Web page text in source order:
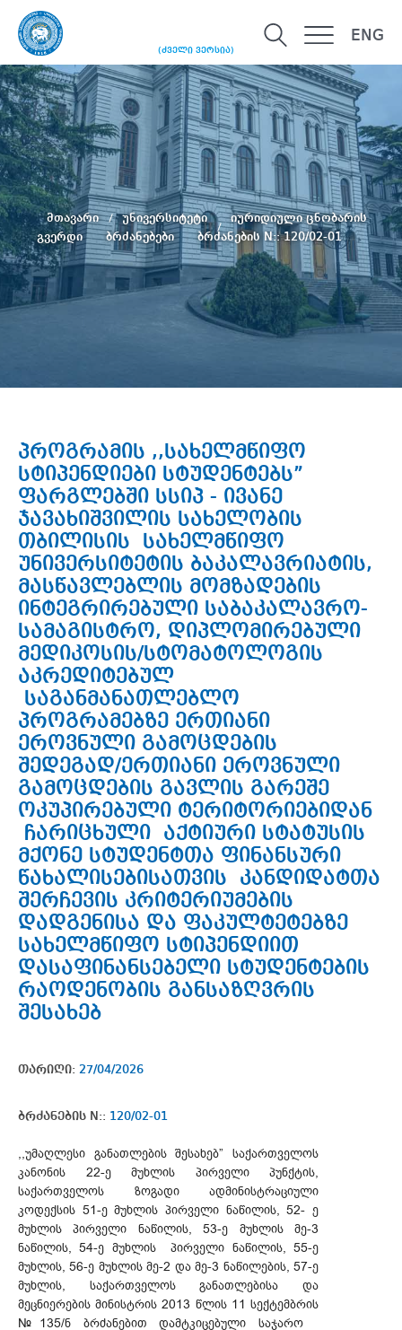
(ძველი ვერსია)
ENG
მთავარი უნივერსიტეტი
იურიდიული ცნობარის
გვერდი
ბრძანებები ბრძანების N:: 120/02-01
პროგრამის ,,სახელმწიფო
სტიპენდიები სტუდენტებს”
ფარგლებში სსიპ - ივანე
ჯავახიშვილის სახელობის
თბილისის სახელმწიფო
უნივერსიტეტის ბაკალავრიატის,
მასწავლებლის მომზადების
ინტეგრირებული საბაკალავრო-
სამაგისტრო, დიპლომირებული
მედიკოსის/სტომატოლოგის
აკრედიტებულ
საგანმანათლებლო
პროგრამებზე ერთიანი
ეროვნული გამოცდების
შედეგად/ერთიანი ეროვნული
გამოცდების გავლის გარეშე
ოკუპირებული ტერიტორიებიდან
ჩარიცხული აქტიური სტატუსის
მქონე სტუდენტთა ფინანსური
წახალისებისათვის კანდიდატთა
შერჩევის კრიტერიუმების
დადგენისა და ფაკულტეტებზე
სახელმწიფო სტიპენდიით
დასაფინანსებელი სტუდენტების
რაოდენობის განსაზღვრის
შესახებ
თარიღი: 27/04/2026
ბრძანების N:: 120/02-01
,,უმაღლესი განათლების შესახებ” საქართველოს
კანონის 22-ე მუხლის პირველი პუნქტის,
საქართველოს ზოგადი ადმინისტრაციული
კოდექსის 51-ე მუხლის პირველი ნაწილის, 52- ე
მუხლის პირველი ნაწილის, 53-ე მუხლის მე-3
ნაწილის, 54-ე მუხლის პირველი ნაწილის, 55-ე
მუხლის, 56-ე მუხლის მე-2 და მე-3 ნაწილების, 57-ე
მუხლის, საქართველოს განათლებისა და
მეცნიერების მინისტრის 2013 წლის 11 სექტემბრის
№135/ნ ბრძანებით დამტკიცებული საჯარო